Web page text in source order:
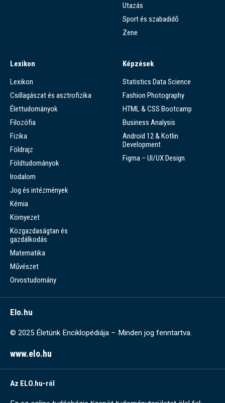
Utazás
Sport és szabadidő
Zene
Lexikon
Lexikon
Csillagászat és asztrofizika
Élettudományok
Filozófia
Fizika
Földrajz
Földtudományok
Irodalom
Jog és intézmények
Kémia
Környezet
Közgazdaságtan és
gazdálkodás
Matematika
Művészet
Orvostudomány
Képzések
Statistics Data Science
Fashion Photography
HTML & CSS Bootcamp
Business Analysis
Android 12 & Kotlin
Development
Figma – UI/UX Design
Elo.hu
© 2025 Életünk Enciklopédiája – Minden jog fenntartva.
www.elo.hu
Az ELO.hu-ról